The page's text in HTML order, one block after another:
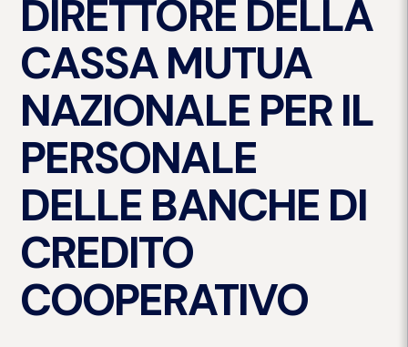
DIRETTORE DELLA
CASSA MUTUA
NAZIONALE PER IL
PERSONALE
DELLE BANCHE DI
CREDITO
COOPERATIVO